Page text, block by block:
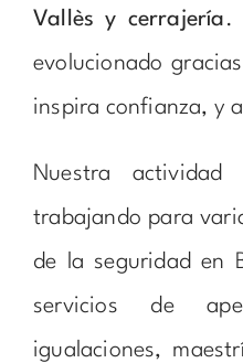
Vallès y cerrajería .
evolucionado
inspira confianza, y
Nuestra
trabajando para
de la seguridad en
servicios de
igualaciones,